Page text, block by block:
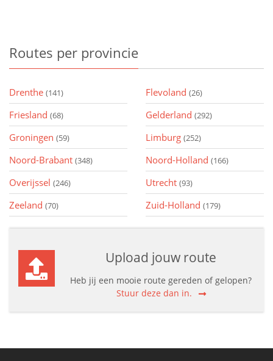
Routes per provincie
Drenthe (141) Flevoland (26)
Friesland (68) Gelderland (292)
Groningen (59) Limburg (252)
Noord-Brabant (348) Noord-Holland (166)
Overijssel (246) Utrecht (93)
Zeeland (70) Zuid-Holland (179)
Upload jouw route
Heb jij een mooie route gereden of gelopen?
Stuur deze dan in.